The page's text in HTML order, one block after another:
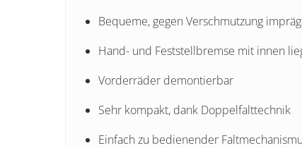
Bequeme, gegen Verschmutzung
Hand- und Feststellbremse mit innen
Vorderräder demontierbar
Sehr kompakt, dank Doppelfalttechnik
Einfach zu bedienender